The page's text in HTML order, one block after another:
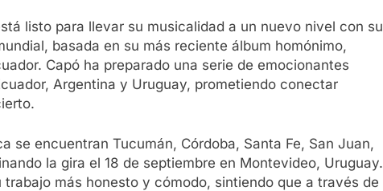
listo para llevar su musicalidad a un nuevo nivel con su
basada en su más reciente álbum homónimo,
Capó ha preparado una serie de emocionantes
Argentina y Uruguay, prometiendo conectar
se encuentran Tucumán, Córdoba, Santa Fe, San Juan,
la gira el 18 de septiembre en Montevideo, Uruguay.
más honesto y cómodo, sintiendo que a través de